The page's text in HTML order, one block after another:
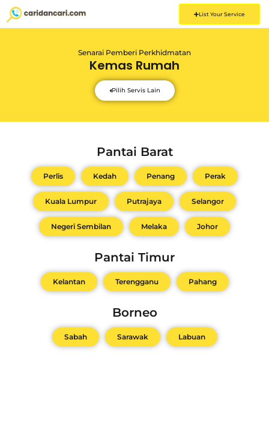
List Your Service
Senarai Pemberi Perkhidmatan
Kemas Rumah
Pilih Servis Lain
Pantai Barat
Perlis Kedah Penang Perak
Kuala Lumpur Putrajaya Selangor
Negeri Sembilan Melaka Johor
Pantai Timur
Kelantan Terengganu Pahang
Borneo
Sabah Sarawak Labuan